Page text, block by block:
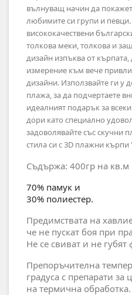
вълнуващ начин да
любимите си групи и
висококачествени
толкова меки, толкова и
дизайн изпъква от
измерение към вече
дизайни. Използвайте ги у
плажа, за да подчертаете
идеалният подарък за
дори като специално
задоволявайте със скучни
стила си с 3D плажни
Съдържа: 400гр на кв.м
70% памук и
30% полиестер.
Предимствата на
че не пускат боя при
Не се свиват и не губят
Препоръчителна
градуса с препарати
на термична обработка.